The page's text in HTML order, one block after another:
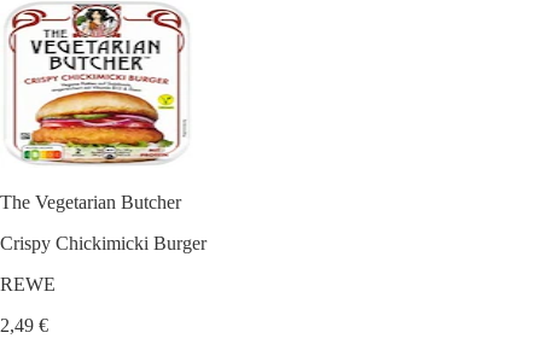
The Vegetarian Butcher
Crispy Chickimicki Burger
REWE
2,49 €